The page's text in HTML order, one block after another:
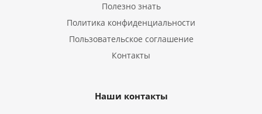
Полезно знать
Политика конфиденциальности
Пользовательское соглашение
Контакты
Наши контакты